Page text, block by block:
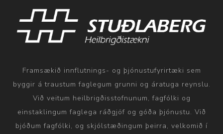
Framsækið innflutnings- og þjónustufyrirtæki sem
byggir á traustum faglegum grunni og áratuga reynslu.
Við veitum heilbrigðisstofnunum, fagfólki og
einstaklingum faglega ráðgjöf og góða þjónustu. Við
bjóðum fagfólki, og skjólstæðingum þeirra, velkomið í